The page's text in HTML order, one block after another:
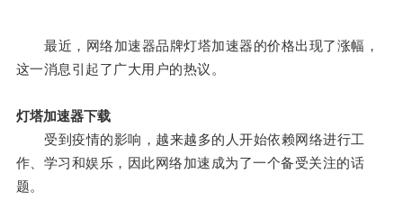
最近，网络加速器品牌灯塔加速器的价格出现了涨幅，
这一消息引起了广大用户的热议。
灯塔加速器下载
受到疫情的影响，越来越多的人开始依赖网络进行工
作、学习和娱乐，因此网络加速成为了一个备受关注的话
题。